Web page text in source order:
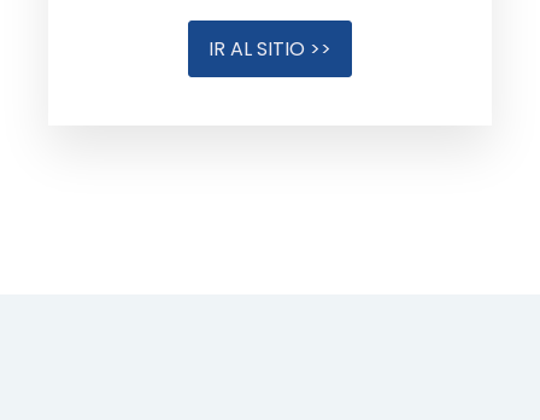
IR AL SITIO >>